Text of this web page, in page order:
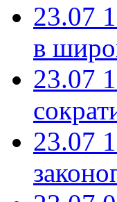
23.07
в
23.07
23.07